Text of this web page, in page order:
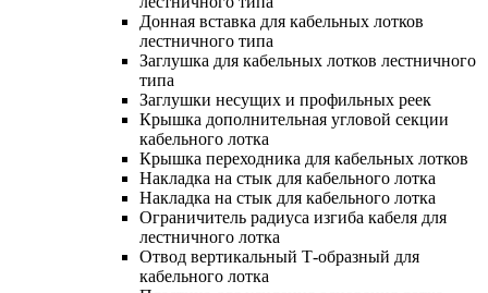
Донная вставка для кабельных лотков
лестничного типа
Заглушка для кабельных лотков лестничного
типа
Заглушки несущих и профильных реек
Крышка дополнительная угловой секции
кабельного лотка
Крышка переходника для кабельных лотков
Накладка на стык для кабельного лотка
Накладка на стык для кабельного лотка
Ограничитель радиуса изгиба кабеля для
лестничного лотка
Отвод вертикальный Т-образный для
кабельного лотка